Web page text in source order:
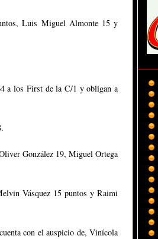
Luis Miguel Almonte 15 y
a los First de la C/1 y obligan a
González 19, Miguel Ortega
Vásquez 15 puntos y Raimi
con el auspicio de, Vinícola